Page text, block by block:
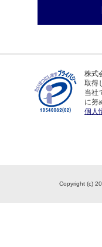
株式
取得
当社
に努
個人
Copyright (c)